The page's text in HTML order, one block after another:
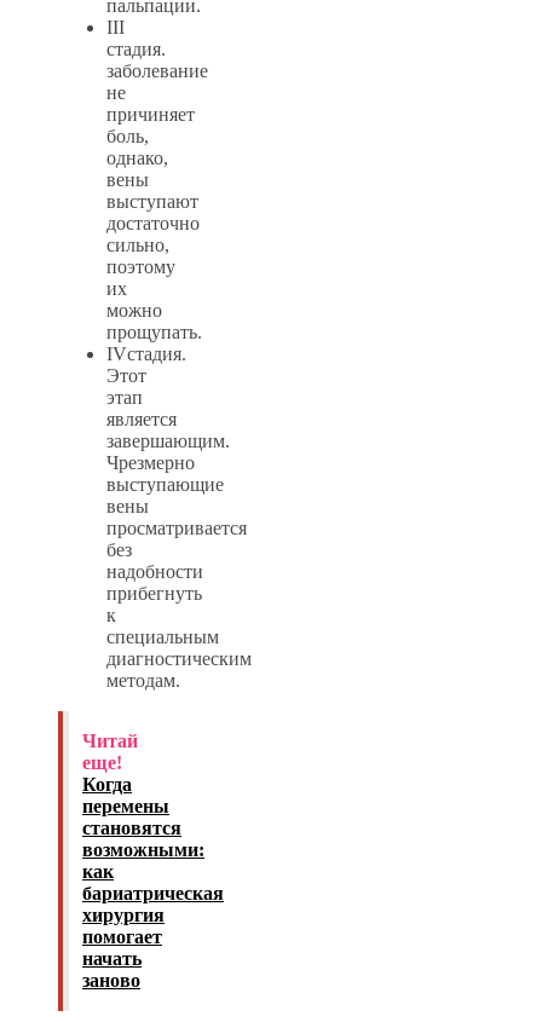
пальпации.
III
стадия.
заболевание
не
причиняет
боль,
однако,
вены
выступают
достаточно
сильно,
поэтому
их
можно
прощупать.
IVстадия.
Этот
этап
является
завершающим.
Чрезмерно
выступающие
вены
просматривается
без
надобности
прибегнуть
к
специальным
диагностическим
методам.
Читай
еще!
Когда
перемены
становятся
возможными:
как
бариатрическая
хирургия
помогает
начать
заново